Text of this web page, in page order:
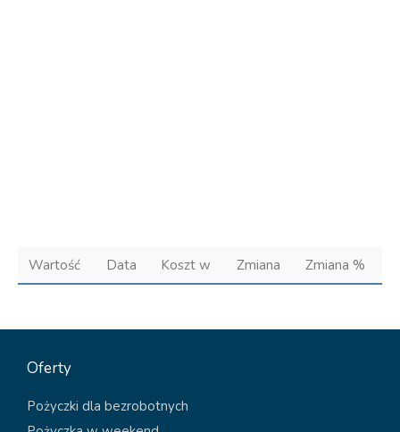
Wartość Data Koszt w Zmiana Zmiana %
Oferty
Pożyczki dla bezrobotnych